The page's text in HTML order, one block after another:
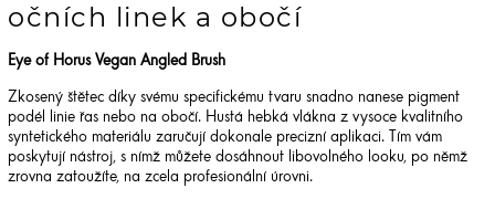
očních linek a obočí
Eye of Horus Vegan Angled Brush
Zkosený štětec díky svému specifickému tvaru snadno nanese pigment
podél linie řas nebo na obočí. Hustá hebká vlákna z vysoce kvalitního
syntetického materiálu zaručují dokonale precizní aplikaci. Tím vám
poskytují nástroj, s nímž můžete dosáhnout libovolného looku, po němž
zrovna zatoužíte, na zcela profesionální úrovni.